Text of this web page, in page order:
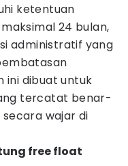
ketentuan
24 bulan,
administratif yang
ini dibuat untuk
tercatat benar-
wajar di
free float